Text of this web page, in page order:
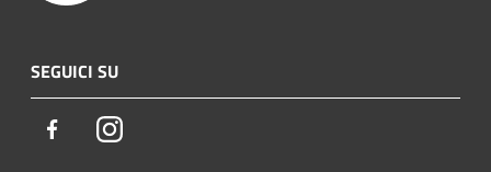
SEGUICI SU
FacebookInstagram